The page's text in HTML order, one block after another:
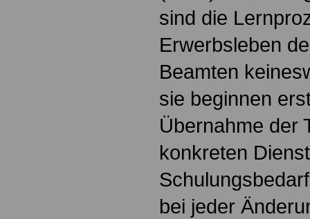
sind die
Erwerbsleben
Beamten
sie beginnen
Übernahme der
konkreten
bei jeder